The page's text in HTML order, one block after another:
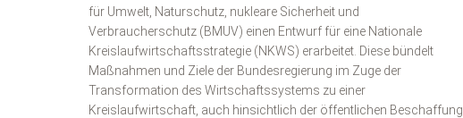
für Umwelt, Naturschutz, nukleare Sicherheit und
Verbraucherschutz (BMUV) einen Entwurf für eine Nationale
Kreislaufwirtschaftsstrategie (NKWS) erarbeitet. Diese bündelt
Maßnahmen und Ziele der Bundesregierung im Zuge der
Transformation des Wirtschaftssystems zu einer
Kreislaufwirtschaft, auch hinsichtlich der öffentlichen Beschaffung.